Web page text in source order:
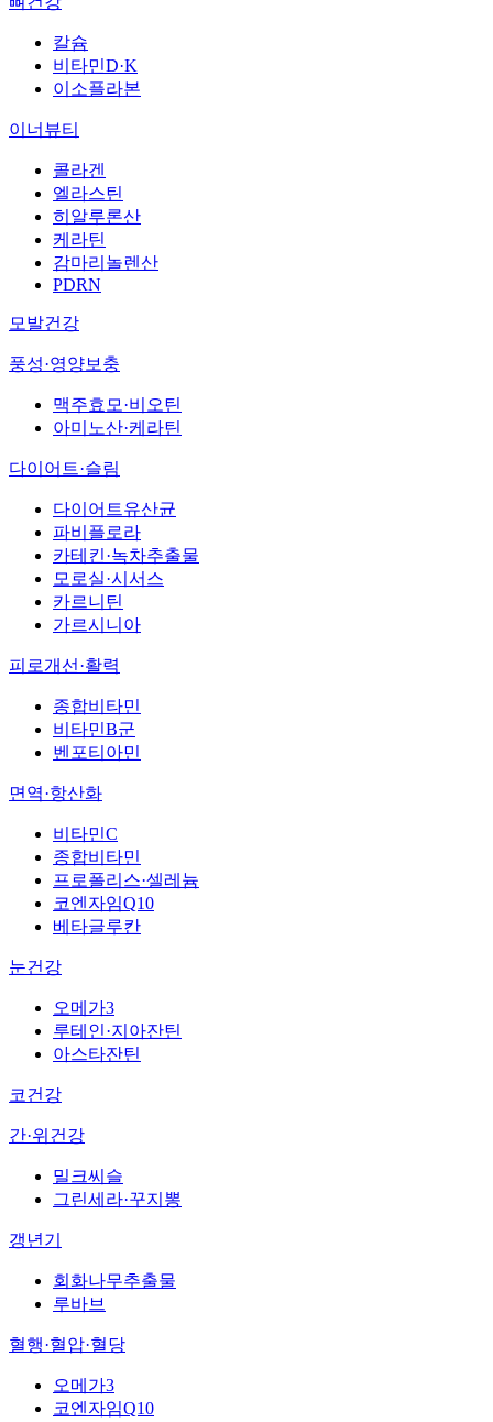
칼슘
비타민D·K
이소플라본
이너뷰티
콜라겐
엘라스틴
히알루론산
케라틴
감마리놀렌산
PDRN
모발건강
풍성·영양보충
맥주효모·비오틴
아미노산·케라틴
다이어트·슬림
다이어트유산균
파비플로라
카테킨·녹차추출물
모로실·시서스
카르니틴
가르시니아
피로개선·활력
종합비타민
비타민B군
벤포티아민
면역·항산화
비타민C
종합비타민
프로폴리스·셀레늄
코엔자임Q10
베타글루칸
눈건강
오메가3
루테인·지아잔틴
아스타잔틴
코건강
간·위건강
밀크씨슬
그린세라·꾸지뽕
갱년기
회화나무추출물
루바브
혈행·혈압·혈당
오메가3
코엔자임Q10